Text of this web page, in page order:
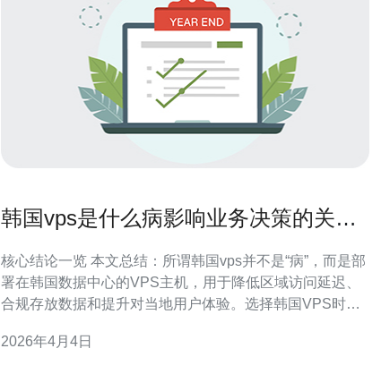
韩国vps是什么病影响业务决策的关键
核心结论一览 本文总结：所谓韩国vps并不是“病”，而是部
署在韩国数据中心的VPS主机，用于降低区域访问延迟、
合规存放数据和提升对当地用户体验。选择韩国VPS时应
商、资源隔离与IO性能、以及DDoS防御与CDN加速策
2026年4月4日